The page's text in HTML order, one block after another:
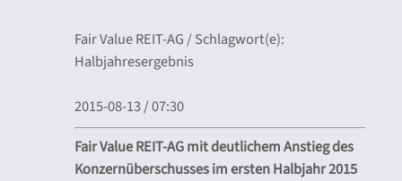
Fair Value REIT-AG / Schlagwort(e):
Halbjahresergebnis
2015-08-13 / 07:30
Fair Value REIT-AG mit deutlichem Anstieg des
Konzernüberschusses im ersten Halbjahr 2015